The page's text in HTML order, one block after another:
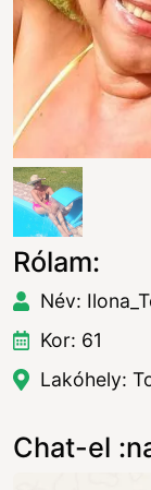
Rólam:
Név:
Kor: 61
Lakóhely:
Chat-el